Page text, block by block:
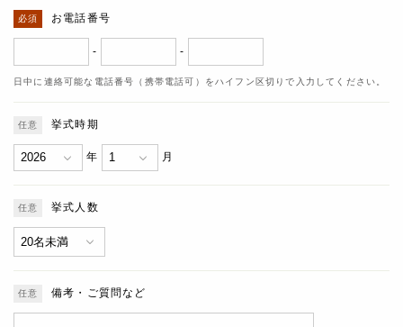
お電話番号
- -
日中に連絡可能な電話番号（携帯電話可）をハイフン区切りで入力してください。
挙式時期
年 月
挙式人数
備考・ご質問など